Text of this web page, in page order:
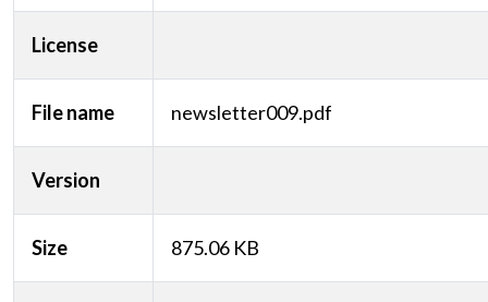
License
File name newsletter009.pdf
Version
Size 875.06 KB